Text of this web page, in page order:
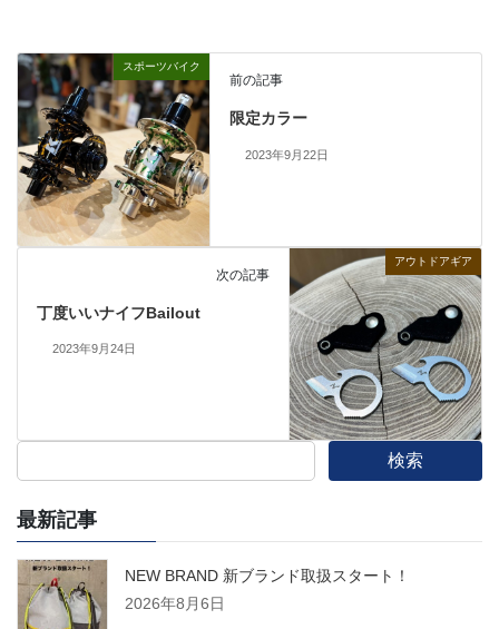
スポーツバイク
前の記事
限定カラー
2023年9月22日
アウトドアギア
次の記事
丁度いいナイフBailout
2023年9月24日
検索
最新記事
NEW BRAND 新ブランド取扱スタート！
2026年8月6日